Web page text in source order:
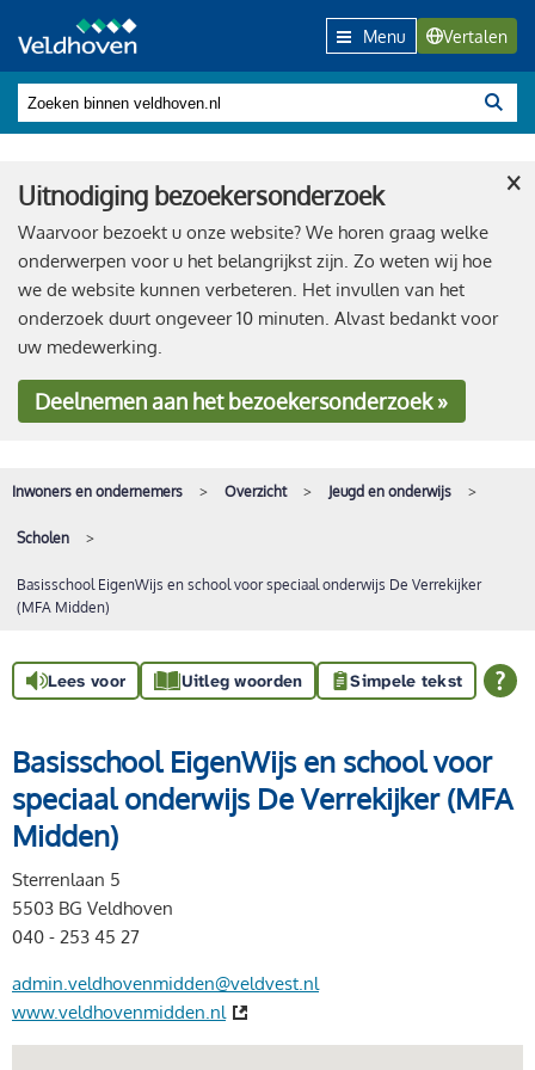
Menu Vertalen
Uitnodiging bezoekersonderzoek
Waarvoor bezoekt u onze website? We horen graag welke
onderwerpen voor u het belangrijkst zijn. Zo weten wij hoe
we de website kunnen verbeteren. Het invullen van het
onderzoek duurt ongeveer 10 minuten. Alvast bedankt voor
uw medewerking.
Deelnemenaan het bezoekersonderzoek »
×
Inwoners en ondernemers Overzicht Jeugd en onderwijs
Scholen
Basisschool EigenWijs en school voor speciaal onderwijs De Verrekijker
(MFA Midden)
Lees voor Uitleg woorden Simpele tekst
Basisschool EigenWijs en school voor
speciaal onderwijs De Verrekijker (MFA
Midden)
Sterrenlaan 5
5503 BG Veldhoven
040 - 253 45 27
admin.veldhovenmidden@veldvest.nl
www.veldhovenmidden.nl